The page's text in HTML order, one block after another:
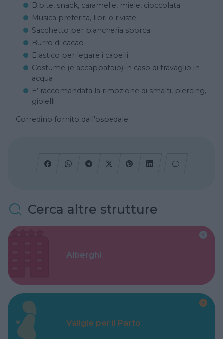
Bibite, snack, caramelle, miele, cioccolata
Musica preferita, libri o riviste
Sacchetto per biancheria sporca
Burro di cacao
Elastico per legare i capelli
Costume (e accappatoio) in caso di travaglio in
acqua
E’ raccomandata la rimozione di smalti, piercing,
gioielli
Corredino fornito dall'ospedale
Cerca altre strutture
Alberghi
Valigie per il Parto